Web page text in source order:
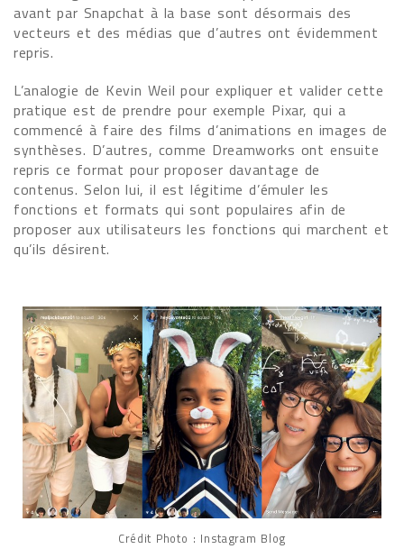
avant par Snapchat à la base sont désormais des
vecteurs et des médias que d’autres ont évidemment
repris.
L’analogie de Kevin Weil pour expliquer et valider cette
pratique est de prendre pour exemple Pixar, qui a
commencé à faire des films d’animations en images de
synthèses. D’autres, comme Dreamworks ont ensuite
repris ce format pour proposer davantage de
contenus. Selon lui, il est légitime d’émuler les
fonctions et formats qui sont populaires afin de
proposer aux utilisateurs les fonctions qui marchent et
qu’ils désirent.
Crédit Photo : Instagram Blog